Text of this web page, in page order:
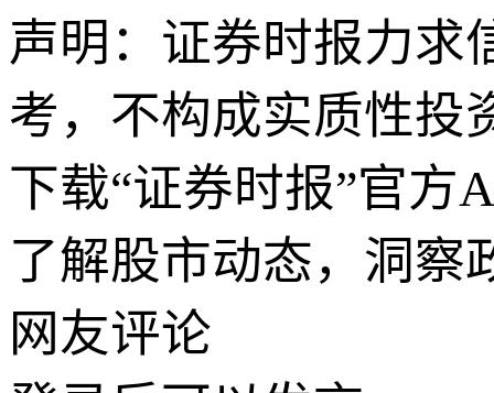
声明：证券时报力求
考，不构成实质性投
下载“证券时报”官方
了解股市动态，洞察
网友评论